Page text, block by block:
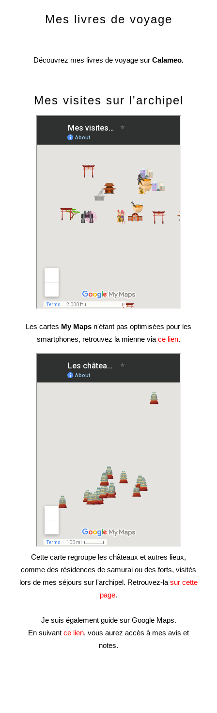
Mes livres de voyage
Découvrez mes livres de voyage sur Calameo.
Mes visites sur l'archipel
Les cartes My Maps n'étant pas optimisées pour les
smartphones, retrouvez la mienne via ce lien.
Cette carte regroupe les châteaux et autres lieux,
comme des résidences de samurai ou des forts, visités
lors de mes séjours sur l'archipel. Retrouvez-la sur cette
page.
Je suis également guide sur Google Maps.
En suivant ce lien, vous aurez accès à mes avis et
notes.